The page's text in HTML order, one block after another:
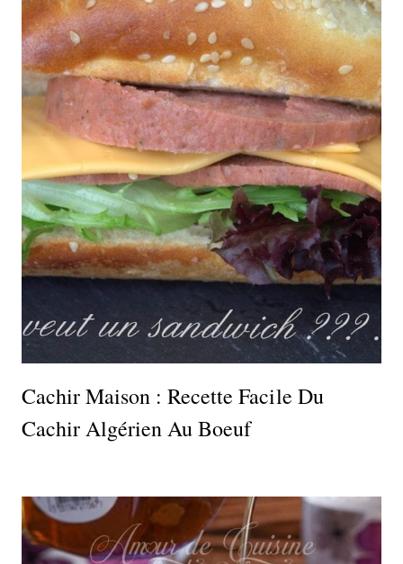
Cachir Maison : Recette Facile Du
Cachir Algérien Au Boeuf